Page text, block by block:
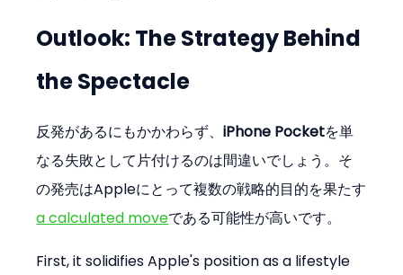
Outlook: The Strategy Behind
the Spectacle
反発があるにもかかわらず、iPhone Pocketを単
なる失敗として片付けるのは間違いでしょう。そ
の発売はAppleにとって複数の戦略的目的を果たす
a calculated moveである可能性が高いです。
First, it solidifies Apple's position as a lifestyle